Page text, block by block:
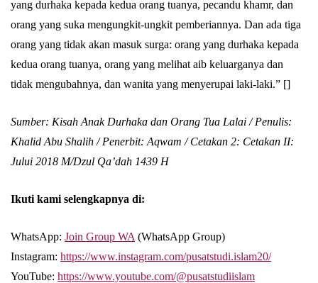
yang durhaka kepada kedua orang tuanya, pecandu khamr, dan
orang yang suka mengungkit-ungkit pemberiannya. Dan ada tiga
orang yang tidak akan masuk surga: orang yang durhaka kepada
kedua orang tuanya, orang yang melihat aib keluarganya dan
tidak mengubahnya, dan wanita yang menyerupai laki-laki.” []
Sumber: Kisah Anak Durhaka dan Orang Tua Lalai / Penulis:
Khalid Abu Shalih / Penerbit: Aqwam / Cetakan 2: Cetakan II:
Jului 2018 M/Dzul Qa’dah 1439 H
Ikuti kami selengkapnya di:
WhatsApp: Join Group WA (WhatsApp Group)
Instagram: https://www.instagram.com/pusatstudi.islam20/
YouTube: https://www.youtube.com/@pusatstudiislam